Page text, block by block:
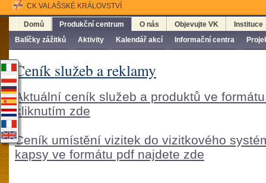
CK VALAŠSKÉ KRÁLOVSTVÍ
Domů
Balíčky zážitků
Aktivity Kalendář akcí Informační centra
Produkční centrum O nás Objevujte VK Instituce
Ceník služeb a reklamy
Aktuální ceník služeb a produktů ve
kliknutím zde
Ceník umístění vizitek do vizitkového
kapsy ve formátu pdf najdete zde